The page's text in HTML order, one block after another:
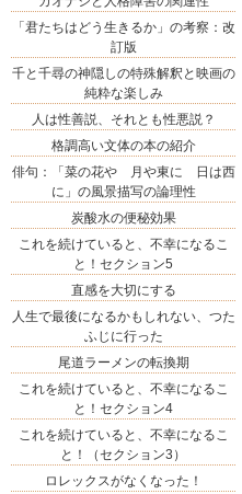
「君たちはどう生きるか」の考察：改
訂版
千と千尋の神隠しの特殊解釈と映画の
純粋な楽しみ
人は性善説、それとも性悪説？
格調高い文体の本の紹介
俳句：「菜の花や 月や東に 日は西
に」の風景描写の論理性
炭酸水の便秘効果
これを続けていると、不幸になるこ
と！セクション5
直感を大切にする
人生で最後になるかもしれない、つた
ふじに行った
尾道ラーメンの転換期
これを続けていると、不幸になるこ
と！セクション4
これを続けていると、不幸になるこ
と！（セクション3）
ロレックスがなくなった！